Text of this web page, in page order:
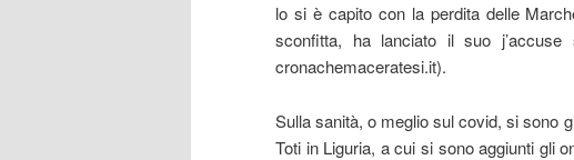
lo si è capito con la perdita delle
sconfitta, ha lanciato il suo
cronachemaceratesi.it).
Sulla sanità, o meglio sul covid, si sono
Toti in Liguria, a cui si sono aggiunti gli